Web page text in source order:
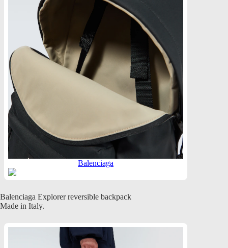
Balenciaga
Balenciaga Explorer reversible backpack
Made in Italy.